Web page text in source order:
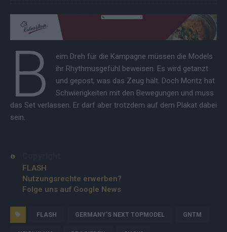
B
eim Dreh für die Kampagne müssen die Models
ihr Rhythmusgefühl beweisen. Es wird getanzt
und gepost, was das Zeug hält. Doch Moritz hat
Schwierigkeiten mit den Bewegungen und muss
das Set verlassen. Er darf aber trotzdem auf dem Plakat dabei
sein.
FLASH
Nutzungsrechte erwerben?
Folge uns auf Google News
FLASH GERMANY'S NEXT TOPMODEL GNTM